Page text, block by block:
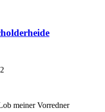
meiner Vorredner